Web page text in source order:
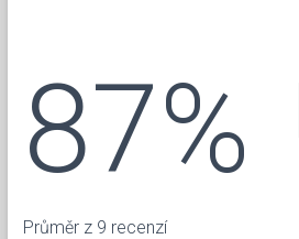
87%
Průměr z 9 recenzí